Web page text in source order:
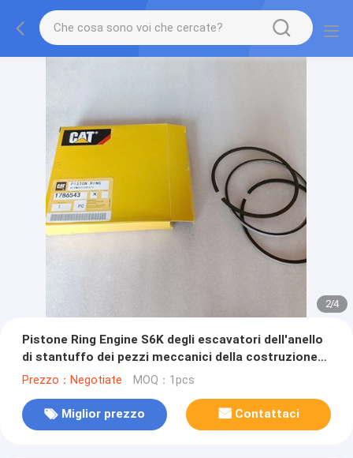
2/4
Pistone Ring Engine S6K degli escavatori dell'anello
di stantuffo dei pezzi meccanici della costruzione
178-6543 S6K E110B E120B E200B E320B
Prezzo：Negotiate MOQ：1pcs
Miglior prezzo Contattaci